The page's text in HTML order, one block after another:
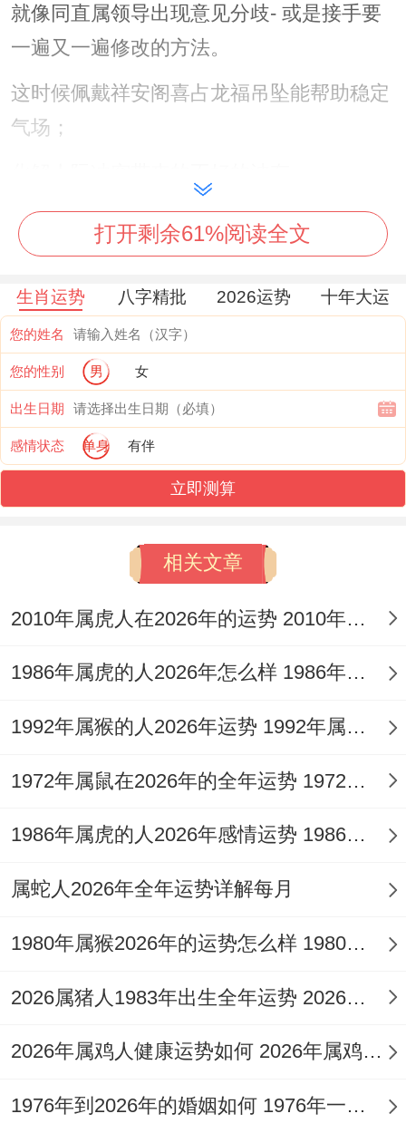
就像同直属领导出现意见分歧- 或是接手要
一遍又一遍修改的方法。
这时候佩戴祥安阁喜占龙福吊坠能帮助稳定
气场；
你别说,务在领域 -这年正财收入相当可观；
特别是兼职做自媒体或电商的年轻人有机遇
通过流量变现获得意外收入。有位再校园做
美妆博主的属猴男生透露 他某条爆款***单
月带货佣金就超过五位数。
但“劫煞”星的有意思是要警惕冲动消费;有位
男生就曾把兼职收入整个投入规定的数额球
鞋炒卖- 于是遇到平台跑路血本无归。
投资三部分- 至少要保留40%当固定存款！
通过我听说 情运势呈现出明摆着的两极分
正再校园恋爱的属猴男生不难遇到“毕分
族”魔咒,有位大四男生就因毕业去向问题跟
力下无奈分手。
而单身的属猴男生则估计通过社团活动或行
期间，参加校友联谊或行业峰会时不难遇到
志同道合的伴侣！
要看的是在这年烂桃花较多- 有位男生同样
理不当带来朋友圈口碑受损。
健康管理是在这年要极度关注的领域！就算
打开剩余61%阅读全文
生肖运势 八字精批 2026运势 十年大运
您的姓名
您的性别 男 女
出生日期
感情状态 单身 有伴
立即测算
相关文章
2010年属虎人在2026年的运势 2010年属虎人2026
1986年属虎的人2026年怎么样 1986年属虎的5位吉利数字
1992年属猴的人2026年运势 1992年属猴人2026年运势及运程
1972年属鼠在2026年的全年运势 1972年属鼠在52岁后的运气
1986年属虎的人2026年感情运势 1986年属虎的人这一生婚姻怎么样
属蛇人2026年全年运势详解每月
1980年属猴2026年的运势怎么样 1980年属猴人2月份运程
2026属猪人1983年出生全年运势 2026属猪人的全年运势
2026年属鸡人健康运势如何 2026年属鸡人的全年运势如何
1976年到2026年的婚姻如何 1976年一生婚姻状况